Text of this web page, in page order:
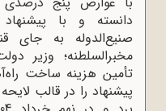
دانسته و با
صنیع‌الدوله به جای
مخبرالسلطنه؛ وزیر
تأمین هزینه ساخت
پیشنهاد را در قالب